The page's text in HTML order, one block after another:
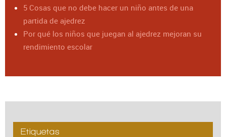
5 Cosas que no debe hacer un niño antes de una
partida de ajedrez
Por qué los niños que juegan al ajedrez mejoran su
rendimiento escolar
Etiquetas